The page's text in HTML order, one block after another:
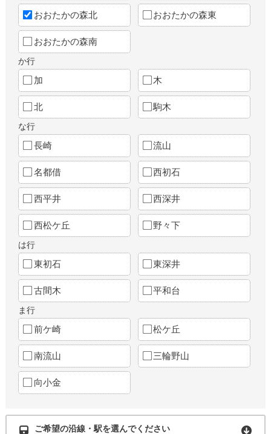
おおたかの森北 おおたかの森東
おおたかの森南
か行
加 木
北 駒木
な行
長崎 流山
名都借 西初石
西平井 西深井
西松ケ丘 野々下
は行
東初石 東深井
古間木 平和台
ま行
前ケ崎 松ケ丘
南流山 三輪野山
向小金
ご希望の沿線・駅を選んでください